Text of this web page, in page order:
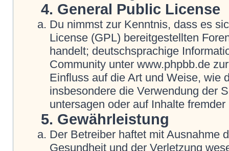
4. General Public License
Du nimmst zur Kenntnis, dass es
License (GPL) bereitgestellten
handelt; deutschsprachige
Community unter www.phpbb.de
Einfluss auf die Art und Weise, wie
insbesondere die Verwendung der
untersagen oder auf Inhalte
5. Gewährleistung
Der Betreiber haftet mit Ausnahme
Gesundheit und der Verletzung